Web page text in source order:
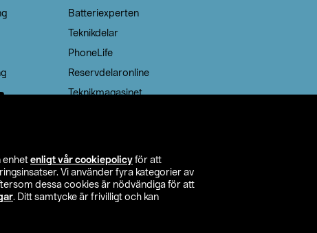
enhet enligt vår cookiepolicy för att
Vi använder fyra kategorier av
dessa cookies är nödvändiga för att
. Ditt samtycke är frivilligt och kan
Batteriexperten
Teknikdelar
PhoneLife
Reservdelaronline
Teknikmagasinet